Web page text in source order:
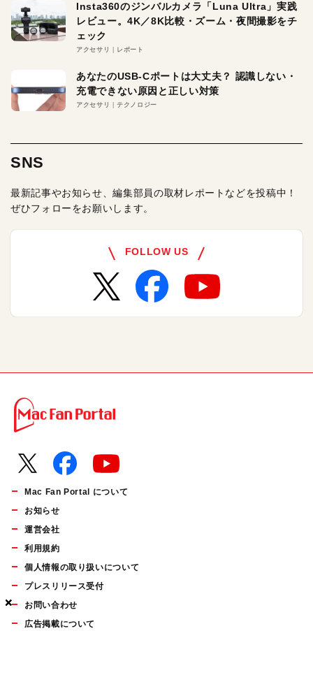
×
×
×
Insta360のジンバルカメラ「Luna Ultra」実践
レビュー。4K／8K比較・ズーム・夜間撮影をチ
ェック
アクセサリ レポート
あなたのUSB-Cポートは大丈夫？ 認識しない・
充電できない原因と正しい対策
アクセサリ テクノロジー
SNS
最新記事やお知らせ、編集部員の取材レポートなどを投稿中！
ぜひフォローをお願いします。
FOLLOW US
Mac Fan Portal について
お知らせ
運営会社
利用規約
個人情報の取り扱いについて
プレスリリース受付
お問い合わせ
広告掲載について